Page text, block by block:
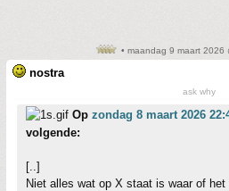
• maandag 9 maart 2026
nostra
ask why
Op zondag 8 maart 2026
volgende:
[..]
Niet alles wat op X staat is waar of